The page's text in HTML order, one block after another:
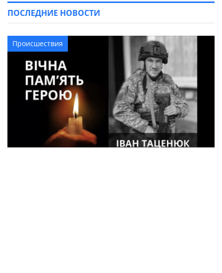
ПОСЛЕДНИЕ НОВОСТИ
Происшествия